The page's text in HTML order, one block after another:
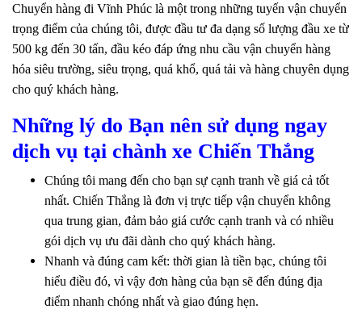
Chuyển hàng đi Vĩnh Phúc là một trong những tuyến vận chuyển
trọng điểm của chúng tôi, được đầu tư đa dạng số lượng đầu xe từ
500 kg đến 30 tấn, đầu kéo đáp ứng nhu cầu vận chuyển hàng
hóa siêu trường, siêu trọng, quá khổ, quá tải và hàng chuyên dụng
cho quý khách hàng.
Những lý do Bạn nên sử dụng ngay
dịch vụ tại chành xe Chiến Thắng
Chúng tôi mang đến cho bạn sự cạnh tranh về giá cả tốt
nhất. Chiến Thắng là đơn vị trực tiếp vận chuyển không
qua trung gian, đảm bảo giá cước cạnh tranh và có nhiều
gói dịch vụ ưu đãi dành cho quý khách hàng.
Nhanh và đúng cam kết: thời gian là tiền bạc, chúng tôi
hiểu điều đó, vì vậy đơn hàng của bạn sẽ đến đúng địa
điểm nhanh chóng nhất và giao đúng hẹn.